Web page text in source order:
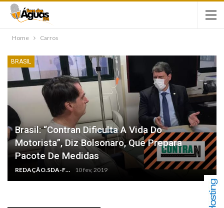
Home Carros
BRASIL
Brasil: “Contran Dificulta A Vida Do
Motorista”, Diz Bolsonaro, Que Prepara
Pacote De Medidas
REDAÇÃO.SDA-FM 10 fev, 2019